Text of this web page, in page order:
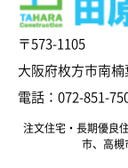
〒573-1105
大阪府枚方市南
電話：072-851-
注文住宅・長期優良
市、高槻